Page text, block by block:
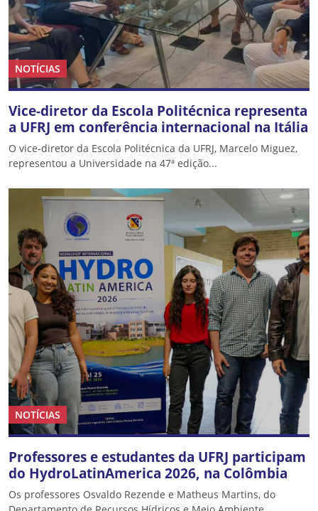
NOTÍCIAS
Vice-diretor da Escola Politécnica representa
a UFRJ em conferência internacional na Itália
O vice-diretor da Escola Politécnica da UFRJ, Marcelo Miguez,
representou a Universidade na 47ª edição...
NOTÍCIAS
Professores e estudantes da UFRJ participam
do HydroLatinAmerica 2026, na Colômbia
Os professores Osvaldo Rezende e Matheus Martins, do